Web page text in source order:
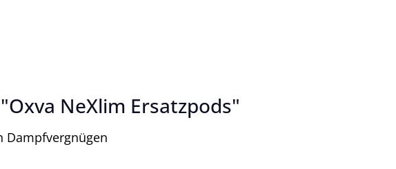
NeXlim Ersatzpods"
Dampfvergnügen